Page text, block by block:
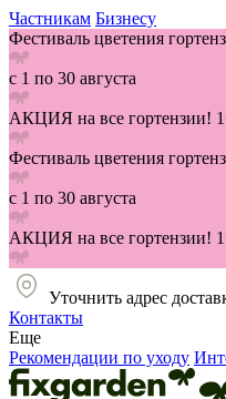
Частникам Бизнесу
Фестиваль цветения
с 1 по 30 августа
АКЦИЯ на все гортензии!
Фестиваль цветения
с 1 по 30 августа
АКЦИЯ на все гортензии!
Уточнить адрес
Контакты
Еще
Рекомендации по уходу